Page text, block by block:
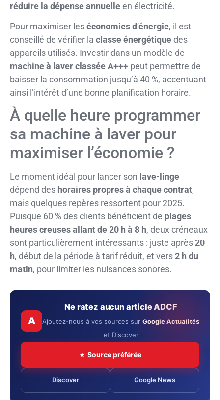
réduire la dépense annuelleen électricité.
Pour maximiser leséconomies d’énergie, il est
conseillé de vérifier la classe énergétique des
appareils utilisés. Investir dans un modèle de
machine à laver classée A+++ peut permettre de
baisser la consommation jusqu’à 40 %, accentuant
ainsi l’intérêt d’une bonne planification horaire.
À quelle heure programmer
sa machine à laver pour
maximiser l’économie ?
Le moment idéal pour lancer son lave-linge
dépend des horaires propres à chaque contrat,
mais quelques repères ressortent pour 2025.
Puisque 60 % des clients bénéficient de plages
heures creuses allant de 20 h à 8 h, deux créneaux
sont particulièrement intéressants : juste après20
h, début de la période à tarif réduit, et vers2 h du
matin, pour limiter les nuisances sonores.
A
Ne ratez aucun article ADCF
Ajoutez-nous à vos sources sur Google Actualités
et Discover
★ Source préférée
Discover Google News